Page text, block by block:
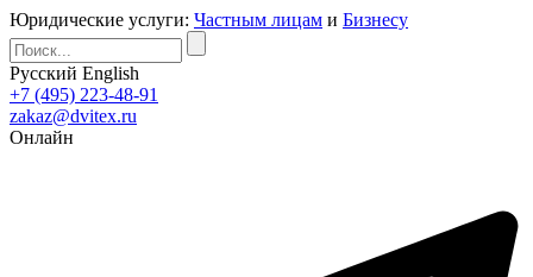
Юридические услуги: Частным лицам и Бизнесу
Русский English
+7 (495) 223-48-91
zakaz@dvitex.ru
Онлайн